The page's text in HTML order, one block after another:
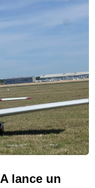
lance un